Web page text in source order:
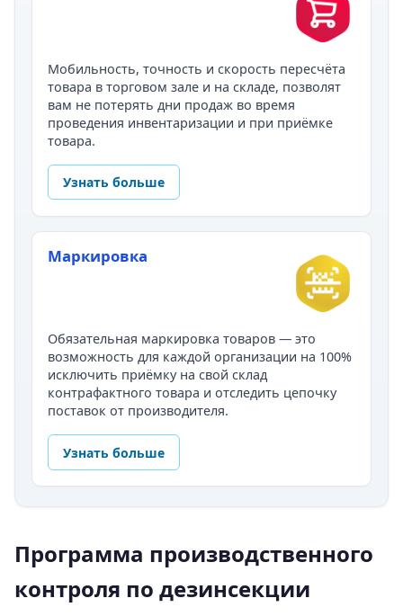
Мобильность, точность и скорость пересчёта
товара в торговом зале и на складе, позволят
вам не потерять дни продаж во время
проведения инвентаризации и при приёмке
товара.
Узнать больше
Маркировка
Обязательная маркировка товаров — это
возможность для каждой организации на 100%
исключить приёмку на свой склад
контрафактного товара и отследить цепочку
поставок от производителя.
Узнать больше
Программа производственного
контроля по дезинсекции